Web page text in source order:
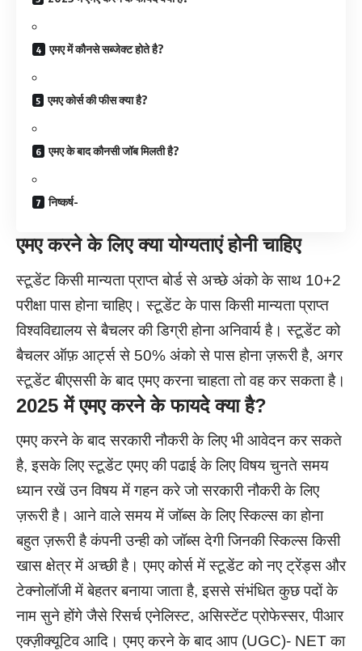
एमए में कौनसे सब्जेक्ट होते है?
एमए कोर्स की फीस क्या है?
एमए के बाद कौनसी जॉब मिलती है?
निष्कर्ष-
एमए करने के लिए क्या योग्यताएं होनी चाहिए
स्टूडेंट किसी मान्यता प्राप्त बोर्ड से अच्छे अंको के साथ 10+2
परीक्षा पास होना चाहिए। स्टूडेंट के पास किसी मान्यता प्राप्त
विश्वविद्यालय से बैचलर की डिग्री होना अनिवार्य है। स्टूडेंट को
बैचलर ऑफ़ आर्ट्स से 50% अंको से पास होना ज़रूरी है, अगर
स्टूडेंट बीएससी के बाद एमए करना चाहता तो वह कर सकता है।
2025 में एमए करने के फायदे क्या है?
एमए करने के बाद सरकारी नौकरी के लिए भी आवेदन कर सकते
है, इसके लिए स्टूडेंट एमए की पढाई के लिए विषय चुनते समय
ध्यान रखें उन विषय में गहन करे जो सरकारी नौकरी के लिए
ज़रूरी है। आने वाले समय में जॉब्स के लिए स्किल्स का होना
बहुत ज़रूरी है कंपनी उन्ही को जॉब्स देगी जिनकी स्किल्स किसी
खास क्षेत्र में अच्छी है। एमए कोर्स में स्टूडेंट को नए ट्रेंड्स और
टेक्नोलॉजी में बेहतर बनाया जाता है, इससे संभंधित कुछ पदों के
नाम सुने होंगे जैसे रिसर्च एनेलिस्ट, असिस्टेंट प्रोफेस्सर, पीआर
एक्ज़ीक्यूटिव आदि। एमए करने के बाद आप (UGC)- NET का